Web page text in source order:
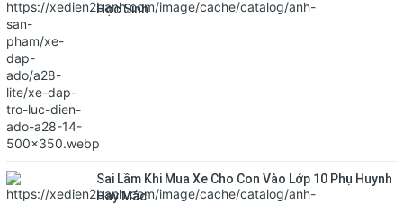
Học Sinh
Sai Lầm Khi Mua Xe Cho Con Vào Lớp 10 Phụ Huynh
Hay Mắc